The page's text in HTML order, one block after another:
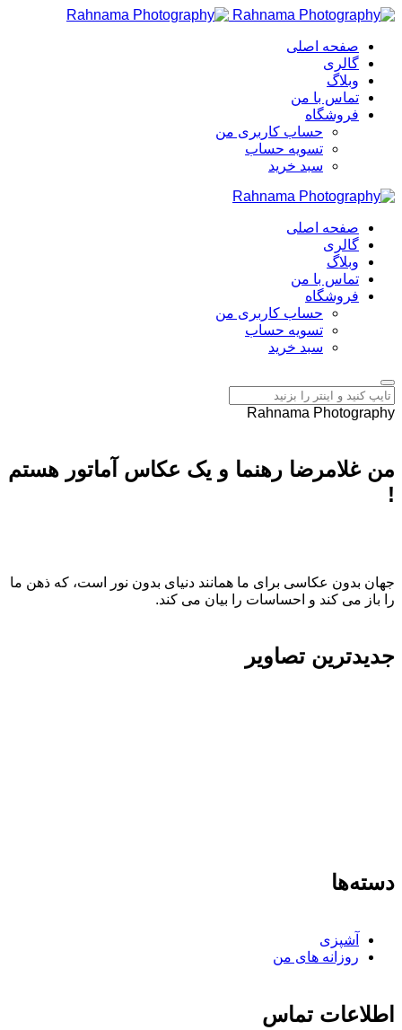
صفحه اصلی
گالری
وبلاگ
تماس با من
فروشگاه
حساب کاربری من
تسویه حساب
سبد خرید
صفحه اصلی
گالری
وبلاگ
تماس با من
فروشگاه
حساب کاربری من
تسویه حساب
سبد خرید
Rahnama Photography
من غلامرضا رهنما و یک عکاس آماتور هستم
!
جهان بدون عکاسی برای ما همانند دنیای بدون نور است، که ذهن ما
را باز می کند و احساسات را بیان می کند.
جدیدترین تصاویر
دسته‌ها
آشپزی
روزانه های من
اطلاعات تماس